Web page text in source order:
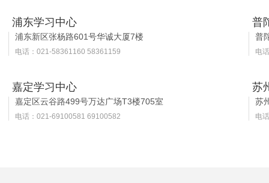
浦东学习中心
浦东新区张杨路601号华诚大厦7楼
电话：021-58361160 58361159
普
普
电
嘉定学习中心
嘉定区云谷路499号万达广场T3楼705室
电话：021-69100581 69100582
苏
苏
电